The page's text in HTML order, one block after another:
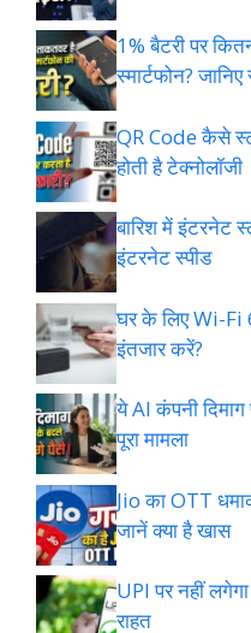
1% बैटरी पर
स्मार्टफोन?
QR Code कैसे
होती है टेक्नोलॉजी
बारिश में इंटरनेट
इंटरनेट स्पीड
घर के लिए Wi-Fi
इंतजार करें?
ये AI कंपनी
पूरा मामला
Jio का OTT
जानें क्या है खास
UPI पर नहीं
राहत